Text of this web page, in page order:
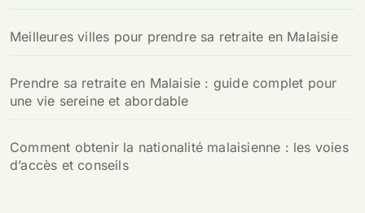
Meilleures villes pour prendre sa retraite en Malaisie
Prendre sa retraite en Malaisie : guide complet pour
une vie sereine et abordable
Comment obtenir la nationalité malaisienne : les voies
d’accès et conseils